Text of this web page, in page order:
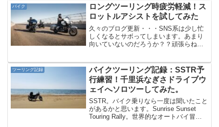
中身のない記事になってしまいます
が・・(私の記事はどれもそれほ...
バイク
ロングツーリング時疲労軽減！ス
ロットルアシストを試してみた
久々のブログ更新・・・SNS系は少し忙
しくなるとサボってしまいます。あまり
向いていないのだろうか？？頑張らね
リング時の便利アイテムの話です。先日
オートバイで1泊2日紀伊半...
ツーリング記録
バイクツーリング記録：SSTR予
行練習！千里浜なぎさドライブウ
ェイへソロツーしてみた。
SSTR。バイク乗りなら一度は聞いたこと
があるかと思います。Sunrise Sunset
Touring Rally。世界的なオートバイ冒険